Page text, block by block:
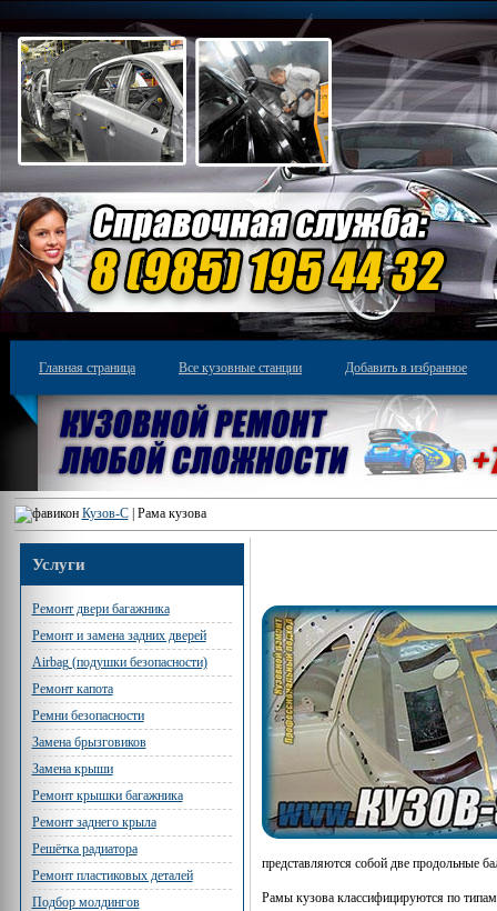
Главная страница Все кузовные станции Добавить в избранное
Кузов-С| Рама кузова
Услуги
Ремонт двери багажника
Ремонт и замена задних дверей
Airbag (подушки безопасности)
Ремонт капота
Ремни безопасности
Замена брызговиков
Замена крыши
Ремонт крышки багажника
Ремонт заднего крыла
Решётка радиатора
Ремонт пластиковых деталей
Подбор молдингов
представляются собой две продольные
Рамы кузова классифицируются по